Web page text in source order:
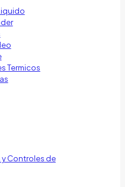
Termicos
Controles de